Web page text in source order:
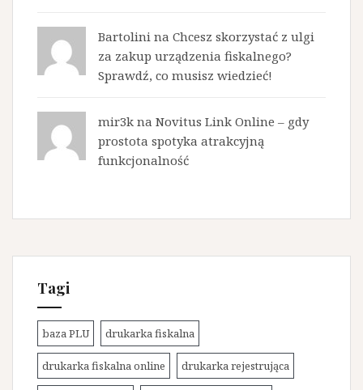
Bartolini na Chcesz skorzystać z ulgi
za zakup urządzenia fiskalnego?
Sprawdź, co musisz wiedzieć!
mir3k na Novitus Link Online – gdy
prostota spotyka atrakcyjną
funkcjonalność
Tagi
baza PLU drukarka fiskalna
drukarka fiskalna online drukarka rejestrująca